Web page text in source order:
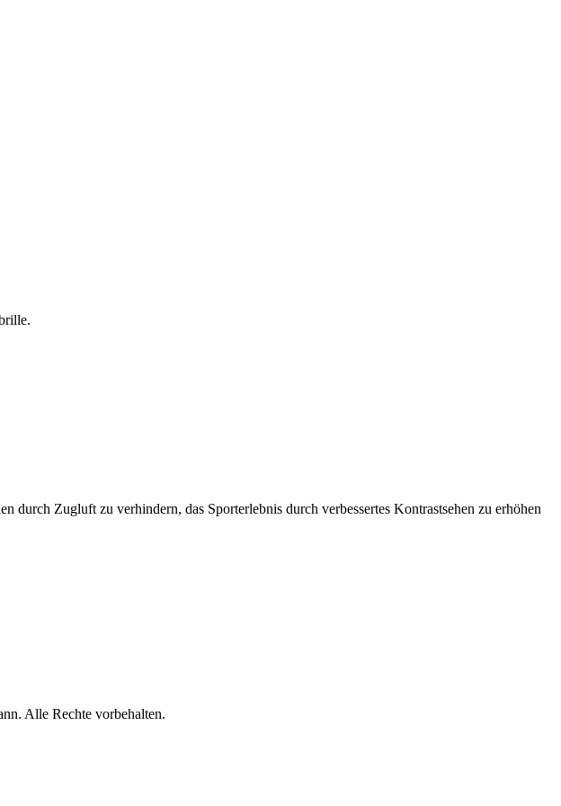
Zugluft zu verhindern, das Sporterlebnis durch verbessertes Kontrastsehen zu erhöhen
Alle Rechte vorbehalten.